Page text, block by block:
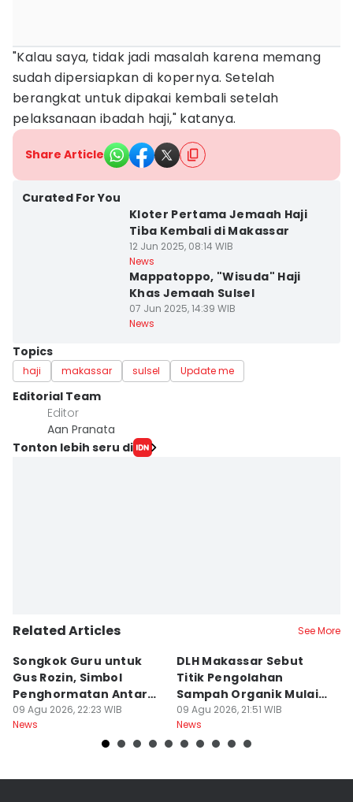
"Kalau saya, tidak jadi masalah karena memang
sudah dipersiapkan di kopernya. Setelah
berangkat untuk dipakai kembali setelah
pelaksanaan ibadah haji," katanya.
Share Article
Curated For You
Kloter Pertama Jemaah Haji
Tiba Kembali di Makassar
12 Jun 2025, 08:14 WIB
News
Mappatoppo, "Wisuda" Haji
Khas Jemaah Sulsel
07 Jun 2025, 14:39 WIB
News
Topics
haji makassar sulsel Update me
Editorial Team
Editor
Aan Pranata
Tonton lebih seru di
Related Articles See More
Songkok Guru untuk
Gus Rozin, Simbol
Penghormatan Antar
Ulama
09 Agu 2026, 22:23 WIB
News
DLH Makassar Sebut
Titik Pengolahan
Sampah Organik Mulai
Bermunculan
09 Agu 2026, 21:51 WIB
News